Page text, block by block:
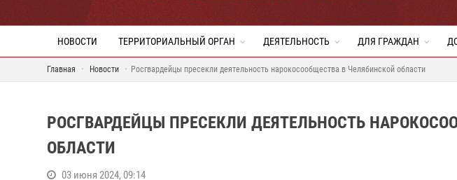
НОВОСТИ ТЕРРИТОРИАЛЬНЫЙ ОРГАН ДЕЯТЕЛЬНОСТЬ ДЛЯ ГРАЖДАН
Главная Новости Росгвардейцы пресекли деятельность нарокосообщества в Челябинской области
РОСГВАРДЕЙЦЫ ПРЕСЕКЛИ ДЕЯТЕЛЬНОСТЬ
ОБЛАСТИ
03 июня 2024, 09:14